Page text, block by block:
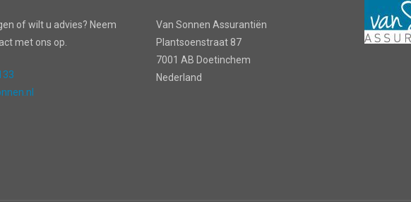
of wilt u advies? Neem
met ons op.
Van Sonnen Assurantiën
Plantsoenstraat 87
7001 AB Doetinchem
Nederland